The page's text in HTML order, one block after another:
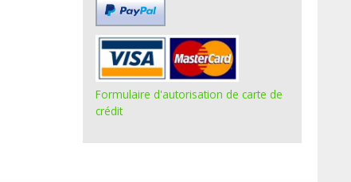
Formulaire d'autorisation de carte de
crédit